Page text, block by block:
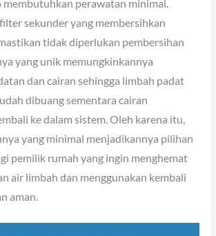
perawatan minimal.
sekunder yang membersihkan
tidak diperlukan pembersihan
yang unik memungkinkannya
dan cairan sehingga limbah padat
dibuang sementara cairan
ke dalam sistem. Oleh karena itu,
yang minimal menjadikannya pilihan
pemilik rumah yang ingin menghemat
air limbah dan menggunakan kembali
aman.